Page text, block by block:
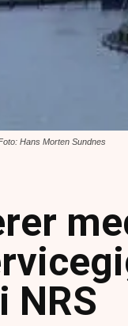
Hans Morten Sundnes
NRS